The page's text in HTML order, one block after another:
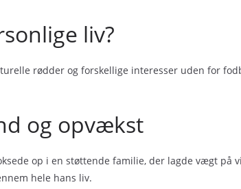
liv?
rødder og forskellige interesser uden for
og opvækst
op i en støttende familie, der lagde vægt
hele hans liv.